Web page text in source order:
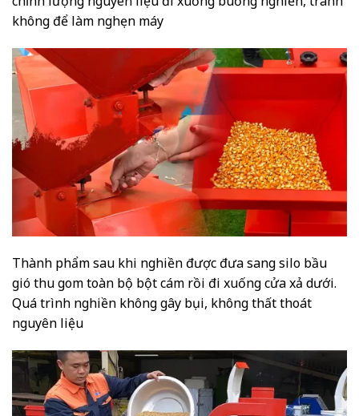
không để làm nghẹn máy
Thành phẩm sau khi nghiền được đưa sang silo bầu
gió thu gom toàn bộ bột cám rồi đi xuống cửa xả dưới.
Quá trình nghiền không gây bụi, không thất thoát
nguyên liệu